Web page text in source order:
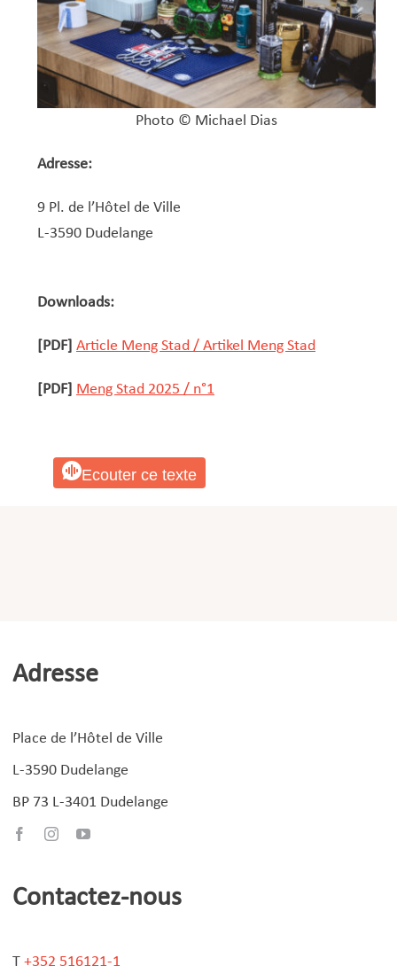
Photo © Michael Dias
Adresse:
9 Pl. de l’Hôtel de Ville
L-3590 Dudelange
Downloads:
[PDF] Article Meng Stad / Artikel Meng Stad
[PDF] Meng Stad 2025 / n°1
Ecouter ce texte
Adresse
Place de l’Hôtel de Ville
L-3590 Dudelange
BP 73 L-3401 Dudelange
Contactez-nous
T +352 516121-1